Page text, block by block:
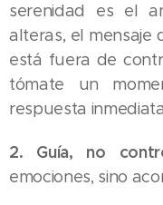
serenidad es el
alteras, el mensaje
está fuera de
tómate un
respuesta
2. Guía, no
emociones, sino